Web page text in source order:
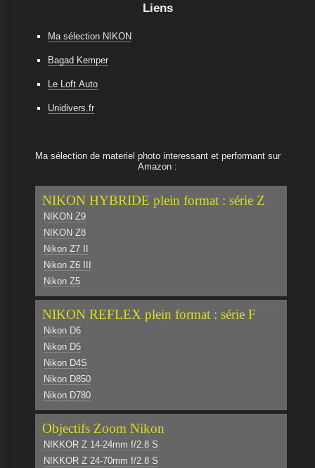
Liens
Ma sélection NIKON
Bagad Kemper
Le Loft Auto
Unidivers.fr
Ma sélection de materiel photo interessant et performant sur
Amazon :
NIKON HYBRIDE plein format : série Z
NIKON Z9
NIKON Z8
Nikon Z7 II
Nikon Z6 III
Nikon Z5
NIKON REFLEX plein format : série F
Nikon D6
Nikon D5
Nikon D4S
Nikon D850
Nikon D780
Objectifs Zoom Nikon
NIKKOR Z 14-24mm f/2.8 S
NIKKOR Z 24-70mm f/2.8 S